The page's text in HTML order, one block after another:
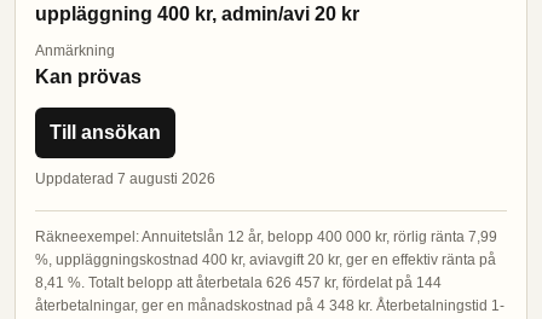
uppläggning 400 kr, admin/avi 20 kr
Anmärkning
Kan prövas
Till ansökan
Uppdaterad 7 augusti 2026
Räkneexempel: Annuitetslån 12 år, belopp 400 000 kr, rörlig ränta 7,99
%, uppläggningskostnad 400 kr, aviavgift 20 kr, ger en effektiv ränta på
8,41 %. Totalt belopp att återbetala 626 457 kr, fördelat på 144
återbetalningar, ger en månadskostnad på 4 348 kr. Återbetalningstid 1-